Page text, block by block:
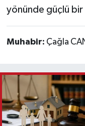
yönünde güçlü bir
Muhabir: Çağla